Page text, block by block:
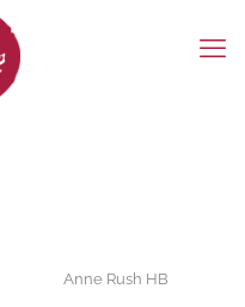
Anne Rush HB